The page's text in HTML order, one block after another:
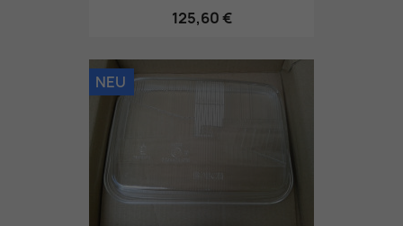
125,60 €
NEU